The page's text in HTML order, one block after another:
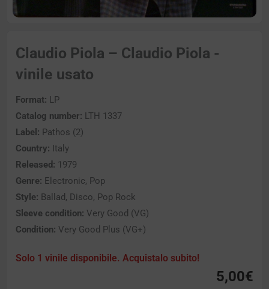
Claudio Piola – Claudio Piola -
vinile usato
Format: LP
Catalog number: LTH 1337
Label: Pathos (2)
Country: Italy
Released: 1979
Genre: Electronic, Pop
Style: Ballad, Disco, Pop Rock
Sleeve condition: Very Good (VG)
Condition: Very Good Plus (VG+)
Solo 1 vinile disponibile. Acquistalo subito!
5,00€